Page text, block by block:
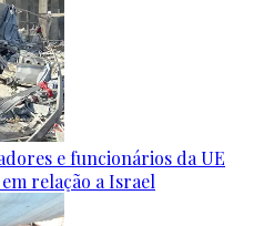
e funcionários da UE
relação a Israel